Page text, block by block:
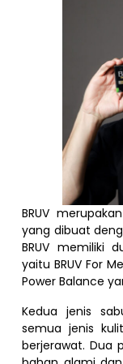
BRUV
yang dibuat
BRUV memiliki
yaitu BRUV For
Power Balance
Kedua jenis
semua jenis
berjerawat. Dua